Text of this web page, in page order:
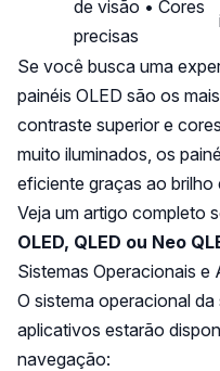
de visão • Cores
precisas
Se você busca uma
painéis OLED são os
contraste superior e
muito iluminados, os
eficiente graças ao brilho
Veja um artigo completo
OLED, QLED ou Neo
Sistemas Operacionais
O sistema operacional
aplicativos estarão
navegação: